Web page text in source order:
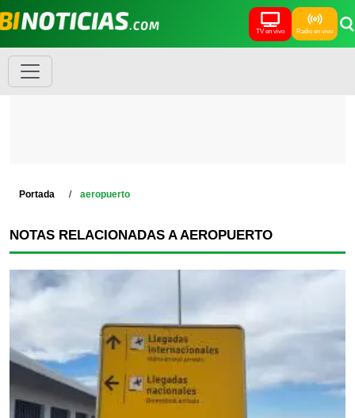
TV en vivo Radio en vivo
Portada aeropuerto
NOTAS RELACIONADAS A AEROPUERTO